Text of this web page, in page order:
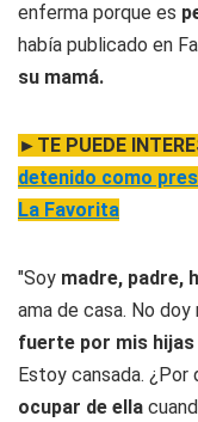
enferma porque es
había publicado en
su mamá.
►TE PUEDE
detenido como
La Favorita
"Soy madre, padre,
ama de casa. No doy
fuerte por mis hijas
Estoy cansada. ¿Por
ocupar de ella